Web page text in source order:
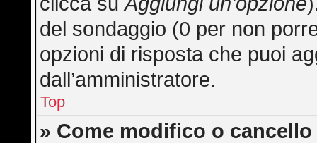
del sondaggio (0 per non
opzioni di risposta che puoi
dall’amministratore.
Top
» Come modifico o